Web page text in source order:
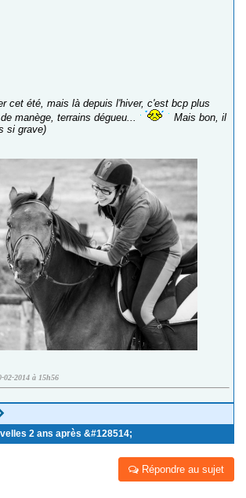
cet été, mais là depuis l'hiver, c'est bcp plus
manège, terrains dégueu...
Mais bon, il
si grave)
02-2014 à 15h56
2 ans après &#128514;
Répondre au sujet